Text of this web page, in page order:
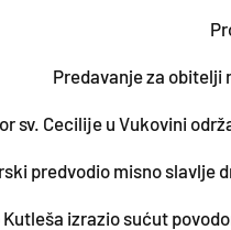
Predavanje za obitelji
sv. Cecilije u Vukovini
predvodio misno slavlje
izrazio sućut